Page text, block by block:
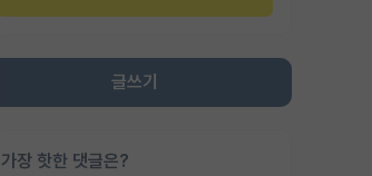
글쓰기
가장 핫한 댓글은?